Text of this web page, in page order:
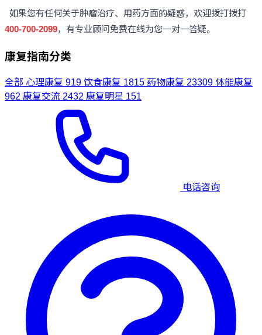
如果您有任何关于肿瘤治疗、用药方面的疑惑，欢迎拨打拨打
400-700-2099，有专业顾问免费在线为您一对一答疑。
康复指南分类
全部 心理康复 919饮食康复 1815 药物康复 23309 体能康复
962 康复交流 2432 康复明星 151
电话咨询